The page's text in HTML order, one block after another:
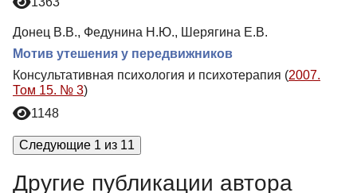
Донец В.В., Федунина Н.Ю., Шерягина Е.В.
Мотив утешения у передвижников
Консультативная психология и психотерапия (2007.
Том 15. № 3)
1148
Следующие 1 из 11
Другие публикации автора